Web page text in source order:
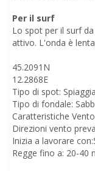
Per il surf
Lo spot per il surf
attivo. L'onda è
45.2091N
12.2868E
Tipo di spot: Spiaggia
Tipo di fondale:
Inizia a lavorare
Regge fino a: 20-40